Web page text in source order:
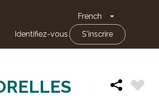
French Toggle
Identifiez-vous S'inscrire